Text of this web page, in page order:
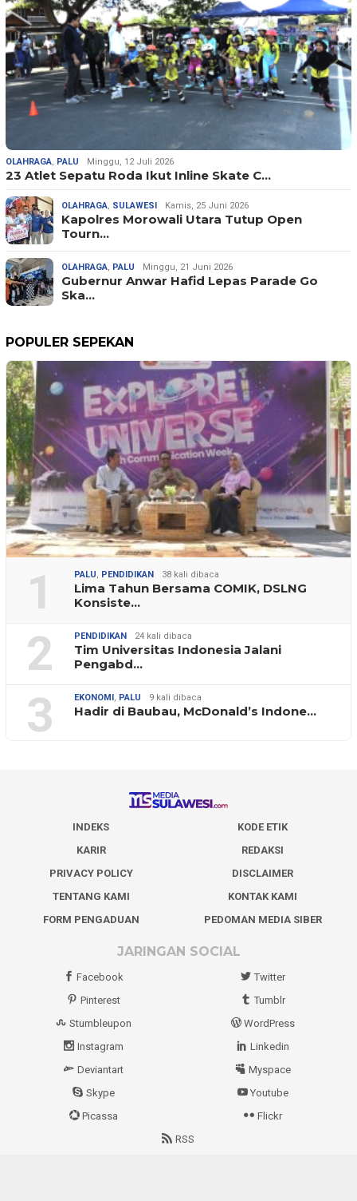
OLAHRAGA, PALU Minggu, 12 Juli 2026
23 Atlet Sepatu Roda Ikut Inline Skate C…
OLAHRAGA, SULAWESI Kamis, 25 Juni 2026
Kapolres Morowali Utara Tutup Open
Tourn…
OLAHRAGA, PALU Minggu, 21 Juni 2026
Gubernur Anwar Hafid Lepas Parade Go
Ska…
POPULER SEPEKAN
1 PALU, PENDIDIKAN 38 kali dibaca
Lima Tahun Bersama COMIK, DSLNG
Konsiste…
2 PENDIDIKAN 24 kali dibaca
Tim Universitas Indonesia Jalani
Pengabd…
3 EKONOMI, PALU 9 kali dibaca
Hadir di Baubau, McDonald’s Indone…
INDEKS
KODE ETIK
KARIR
REDAKSI
PRIVACY POLICY
DISCLAIMER
TENTANG KAMI
KONTAK KAMI
FORM PENGADUAN
PEDOMAN MEDIA SIBER
JARINGAN SOCIAL
Facebook
Twitter
Pinterest
Tumblr
Stumbleupon
WordPress
Instagram
Linkedin
Deviantart
Myspace
Skype
Youtube
Picassa
Flickr
RSS